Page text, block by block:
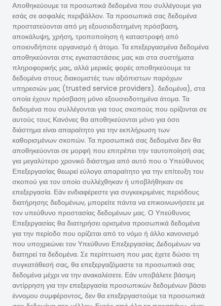
Αποθηκεύουμε τα προσωπικά δεδομένα που συλλέγουμε για
εσάς σε ασφαλές περιβάλλον. Τα προσωπικά σας δεδομένα
προστατεύονται από μη εξουσιοδοτημένη πρόσβαση,
αποκάλυψη, χρήση, τροποποίηση ή καταστροφή από
οποιονδήποτε οργανισμό ή άτομο. Τα επεξεργασμένα δεδομένα
αποθηκεύονται στις εγκαταστάσεις μας και στα συστήματα
πληροφορικής μας, αλλά μερικές φορές αποθηκεύουμε τα
δεδομένα στους διακομιστές των αξιόπιστων παρόχων
υπηρεσιών μας (trusted service providers). δεδομένα), στα
οποία έχουν πρόσβαση μόνο εξουσιοδοτημένα άτομα. Τα
δεδομένα που συλλέγονται για τους σκοπούς που ορίζονται σε
αυτούς τους Κανόνες θα αποθηκεύονται μόνο για όσο
διάστημα είναι απαραίτητο για την εκπλήρωση των
καθορισμένων σκοπών. Τα προσωπικά σας δεδομένα δεν θα
αποθηκεύονται σε μορφή που επιτρέπει την ταυτοποίησή σας
για μεγαλύτερο χρονικό διάστημα από αυτό που ο Υπεύθυνος
Επεξεργασίας θεωρεί εύλογα απαραίτητο για την επίτευξη του
σκοπού για τον οποίο συλλέχθηκαν ή υποβλήθηκαν σε
επεξεργασία. Εάν ενδιαφέρεστε για συγκεκριμένες περιόδους
διατήρησης δεδομένων, μπορείτε πάντα να επικοινωνήσετε με
τον υπεύθυνο προστασίας δεδομένων μας. Ο Υπεύθυνος
Επεξεργασίας θα διατηρήσει ορισμένα προσωπικά δεδομένα
για την περίοδο που ορίζεται από το νόμο ή άλλο κανονισμό
που υποχρεώνει τον Υπεύθυνο Επεξεργασίας Δεδομένων να
διατηρεί τα δεδομένα. Σε περίπτωση που μας έχετε δώσει τη
συγκατάθεσή σας, θα επεξεργαζόμαστε τα προσωπικά σας
δεδομένα μέχρι να την ανακαλέσετε. Εάν υποβάλετε βάσιμη
αντίρρηση για την επεξεργασία προσωπικών δεδομένων βάσει
έννομου συμφέροντος, δεν θα επεξεργαστούμε τα προσωπικά